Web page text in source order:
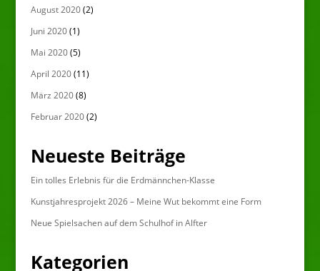
August 2020(2)
Juni 2020(1)
Mai 2020(5)
April 2020(11)
März 2020(8)
Februar 2020(2)
Neueste Beiträge
Ein tolles Erlebnis für die Erdmännchen-Klasse
Kunstjahresprojekt 2026 – Meine Wut bekommt eine Form
Neue Spielsachen auf dem Schulhof in Alfter
Kategorien